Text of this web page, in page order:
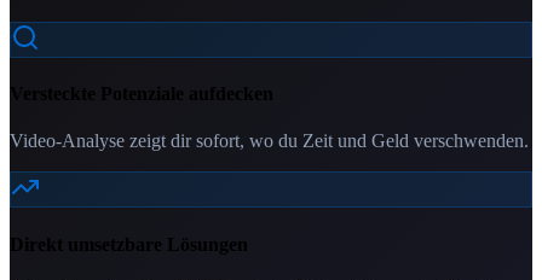
Versteckte Potenziale aufdecken
Video-Analyse zeigt dir sofort, wo du Zeit und Geld verschwenden.
Direkt umsetzbare Lösungen